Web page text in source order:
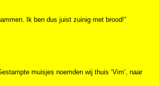
Ik ben dus juist zuinig met brood!”
muisjes noemden wij thuis ‘Vim’, naar